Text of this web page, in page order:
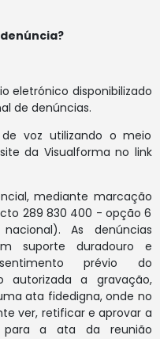
eletrónico disponibilizado
de denúncias.
voz utilizando o meio
da Visualforma no link
mediante marcação
289 830 400 - opção 6
As denúncias
suporte duradouro e
prévio do
autorizada a gravação,
ata fidedigna, onde no
ver, retificar e aprovar a
para a ata da reunião